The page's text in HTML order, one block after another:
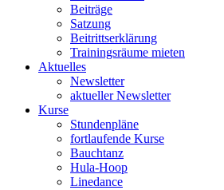
Beiträge
Satzung
Beitrittserklärung
Trainingsräume mieten
Aktuelles
Newsletter
aktueller Newsletter
Kurse
Stundenpläne
fortlaufende Kurse
Bauchtanz
Hula-Hoop
Linedance